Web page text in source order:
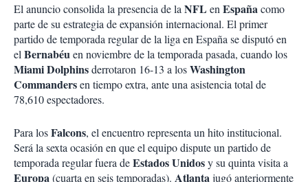
El anuncio consolida la presencia de laNFL enEspañacomo
parte de su estrategia de expansión internacional. El primer
partido de temporada regular de la liga en España se disputó en
elBernabéuen noviembre de la temporada pasada, cuando los
Miami Dolphinsderrotaron 16-13 a losWashington
Commandersen tiempo extra, ante una asistencia total de
78,610 espectadores.
Para losFalcons, el encuentro representa un hito institucional.
Será la sexta ocasión en que el equipo dispute un partido de
temporada regular fuera deEstados Unidosy su quinta visita a
Europa(cuarta en seis temporadas). Atlantajugó anteriormente